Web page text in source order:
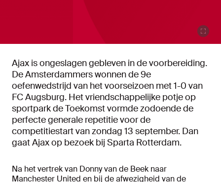
Ajax is ongeslagen gebleven in de voorbereiding.
De Amsterdammers wonnen de 9e
oefenwedstrijd van het voorseizoen met 1-0 van
FC Augsburg. Het vriendschappelijke potje op
sportpark de Toekomst vormde zodoende de
perfecte generale repetitie voor de
competitiestart van zondag 13 september. Dan
gaat Ajax op bezoek bij Sparta Rotterdam.
Na het vertrek van Donny van de Beek naar
Manchester United en bij de afwezigheid van de